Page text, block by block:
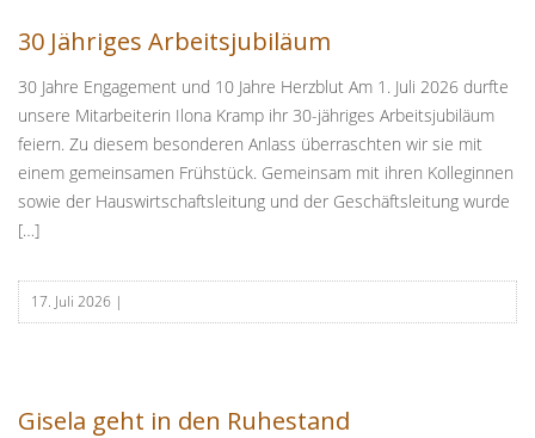
30 Jähriges Arbeitsjubiläum
30 Jahre Engagement und 10 Jahre Herzblut Am 1. Juli 2026 durfte
unsere Mitarbeiterin Ilona Kramp ihr 30-jähriges Arbeitsjubiläum
feiern. Zu diesem besonderen Anlass überraschten wir sie mit
einem gemeinsamen Frühstück. Gemeinsam mit ihren Kolleginnen
sowie der Hauswirtschaftsleitung und der Geschäftsleitung wurde
[…]
17. Juli 2026 |
Gisela geht in den Ruhestand